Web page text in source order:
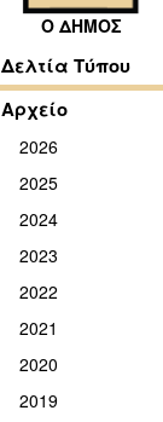
Ο ΔΗΜΟΣ
Δελτία Τύπου
Αρχείο
2026
2025
2024
2023
2022
2021
2020
2019